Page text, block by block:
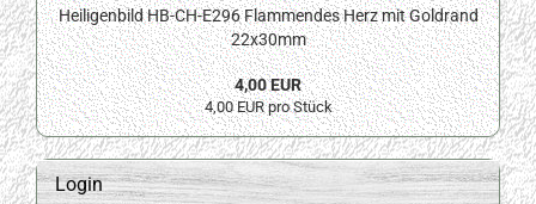
Heiligenbild HB-CH-E296 Flammendes Herz mit Goldrand
22x30mm
4,00 EUR
4,00 EUR pro Stück
Login